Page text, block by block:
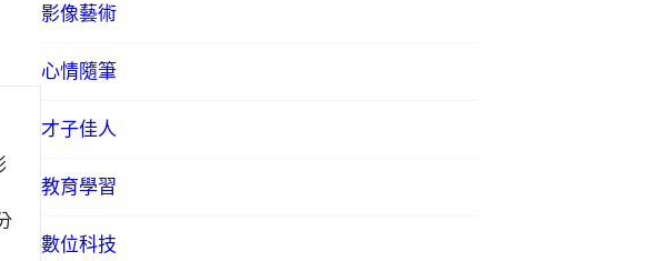
影像藝術
心情隨筆
才子佳人
教育學習
數位科技